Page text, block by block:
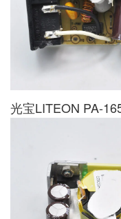
光宝LITEON PA-